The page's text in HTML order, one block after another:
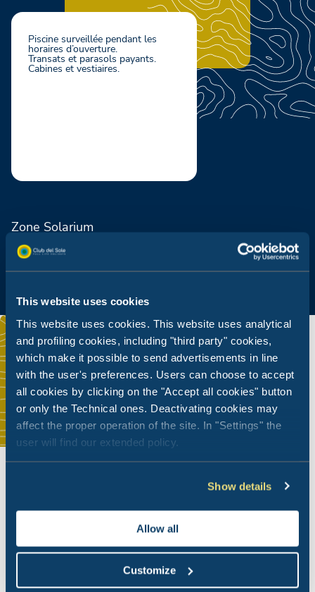
This website uses cookies
This website uses cookies. This website uses analytical
and profiling cookies, including "third party" cookies,
which make it possible to send advertisements in line
with the user's preferences. Users can choose to accept
all cookies by clicking on the "Accept all cookies" button
or only the Technical ones. Deactivating cookies may
affect the proper operation of the site. In "Settings" the
user will find our extended policy.
Show details
Allow all
Customize
Piscine surveillée pendant les
horaires d’ouverture.
Transats et parasols payants.
Cabines et vestiaires.
Zone Solarium